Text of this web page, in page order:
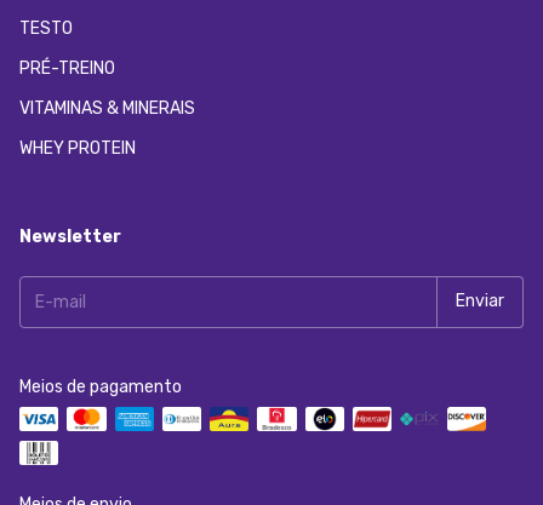
TESTO
PRÉ-TREINO
VITAMINAS & MINERAIS
WHEY PROTEIN
Newsletter
Meios de pagamento